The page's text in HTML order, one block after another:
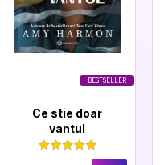
BESTSELLER
Ce stie doar
vantul